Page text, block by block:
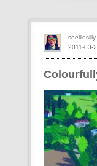
2011-03-
seelliesilly